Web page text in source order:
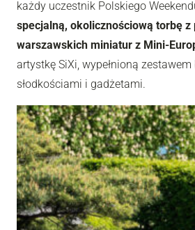
każdy uczestnik Polskiego
specjalną, okolicznościową torbę
warszawskich miniatur z Mini-
artystkę SiXi, wypełnioną zestawem
słodkościami i gadżetami.